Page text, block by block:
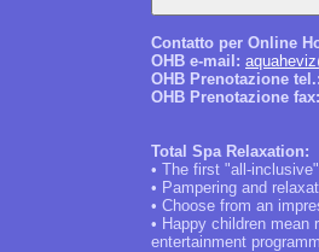
Contatto per Online
OHB e-mail:
OHB Prenotazione tel.:
OHB Prenotazione fax:
Total Spa Relaxation:
• The first "all-
• Pampering and
• Choose from an
• Happy children mean
entertainment